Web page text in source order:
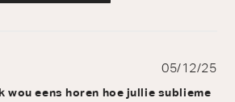
wou eens horen hoe jullie sublieme
05/12/25